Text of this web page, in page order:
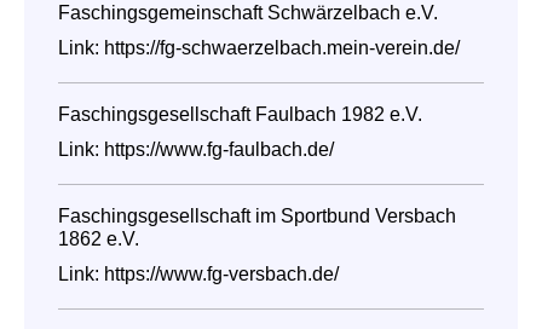
Faschingsgemeinschaft Schwärzelbach e.V.
Link: https://fg-schwaerzelbach.mein-verein.de/
Faschingsgesellschaft Faulbach 1982 e.V.
Link: https://www.fg-faulbach.de/
Faschingsgesellschaft im Sportbund Versbach
1862 e.V.
Link: https://www.fg-versbach.de/